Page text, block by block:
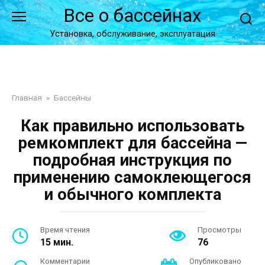
Перейти
к
контенту
Все о бассейнах
Установка, обслуживание, эксплуатация
Главная » Бассейны
Как правильно использовать
ремкомплект для бассейна —
подробная инструкция по
применению самоклеющегося
и обычного комплекта
Время чтения
15 мин.
Просмотры
76
Комментарии Опубликовано